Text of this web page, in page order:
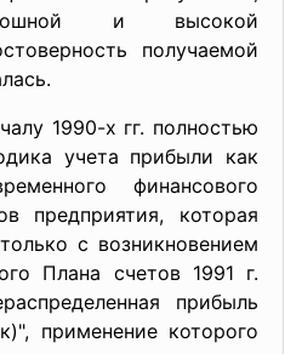
и высокой
получаемой
1990-х гг. полностью
учета прибыли как
финансового
предприятия, которая
с возникновением
Плана счетов 1991 г.
прибыль
применение которого